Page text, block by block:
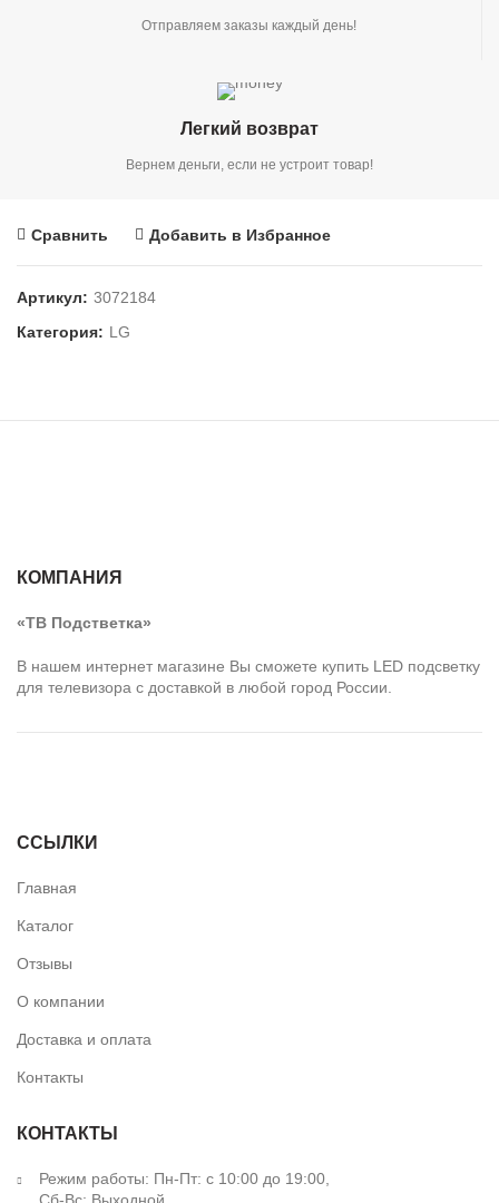
Отправляем заказы каждый день!
Легкий возврат
Вернем деньги, если не устроит товар!
Сравнить Добавить в Избранное
Артикул: 3072184
Категория: LG
КОМПАНИЯ
«ТВ Подстветка»
В нашем интернет магазине Вы сможете купить LED подсветку
для телевизора с доставкой в любой город России.
ССЫЛКИ
Главная
Каталог
Отзывы
О компании
Доставка и оплата
Контакты
КОНТАКТЫ
Режим работы: Пн-Пт: с 10:00 до 19:00,